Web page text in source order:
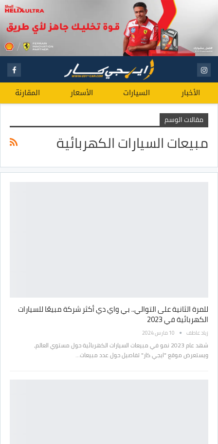
الأخبار السيارات الأسعار المقارنة
مقالات الوسم
مبيعات السيارات الكهربائية
للمرة الثانية على التوالي.. بي واي دي أكثر شركة مبيعًا للسيارات
الكهربائية في 2023
زياد عاطف 10 مارس 2024
شهد عام 2023 نمو في مبيعات السيارات الكهربائية حول مستوي العالم،
ويستعرض موقع "ايجي كار" تفاصيل حول عدد مبيعات…